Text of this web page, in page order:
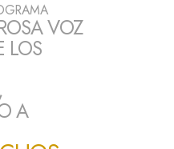
VOZ
LOS
A